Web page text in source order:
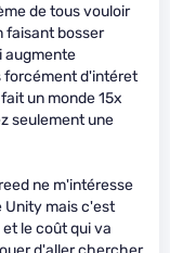
de tous vouloir
faisant bosser
augmente
forcément d'intéret
un monde 15x
seulement une
ne m'intéresse
Unity mais c'est
le coût qui va